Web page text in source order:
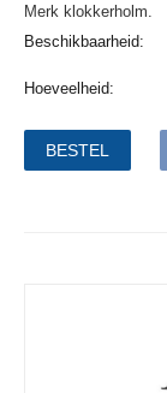
Merk klokkerholm.
Beschikbaarheid:
Hoeveelheid:
BESTEL